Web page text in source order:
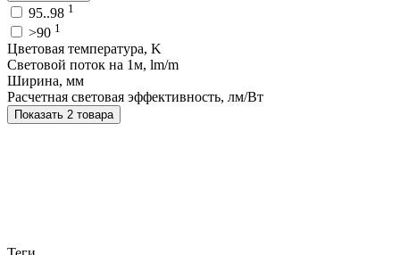
95..98 1
>90 1
Цветовая температура, K
Световой поток на 1м, lm/m
Ширина, мм
Расчетная световая эффективность, лм/Вт
Показать 2 товара